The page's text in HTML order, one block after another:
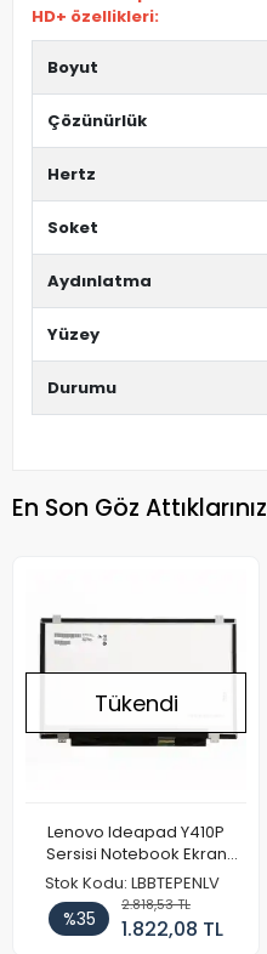
HD+ özellikleri:
Boyut
Çözünürlük
Hertz
Soket
Aydınlatma
Yüzey
Durumu
En Son Göz Attıklarınız
Tükendi
Lenovo Ideapad Y410P
Sersisi Notebook Ekran
Paneli HD+
Stok Kodu: LBBTEPENLV
%35
2.818,53 TL
1.822,08 TL